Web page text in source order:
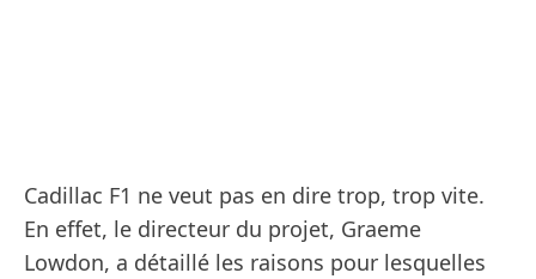
Cadillac F1 ne veut pas en dire trop, trop vite.
En effet, le directeur du projet, Graeme
Lowdon, a détaillé les raisons pour lesquelles